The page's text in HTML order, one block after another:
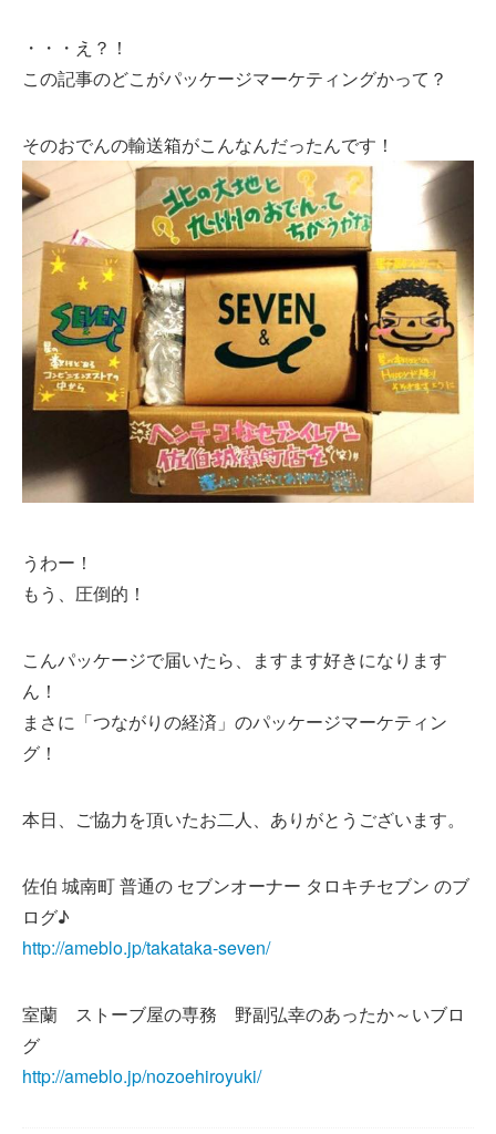
・・・え？！
この記事のどこがパッケージマーケティングかって？
そのおでんの輸送箱がこんなんだったんです！
うわー！
もう、圧倒的！
こんパッケージで届いたら、ますます好きになります
ん！
まさに「つながりの経済」のパッケージマーケティン
グ！
本日、ご協力を頂いたお二人、ありがとうございます。
佐伯 城南町 普通の セブンオーナー タロキチセブン のブ
ログ♪
http://ameblo.jp/takataka-seven/
室蘭 ストーブ屋の専務 野副弘幸のあったか～いブロ
グ
http://ameblo.jp/nozoehiroyuki/